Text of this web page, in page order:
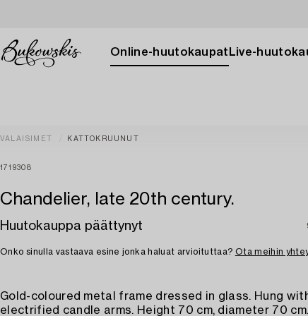
Online-huutokaupat Live-
VALAISIMET KATTOKRUUNUT
1719308
Chandelier, late 20th century.
Huutokauppa päättynyt
Onko sinulla vastaava esine jonka haluat arvioituttaa? Ota meihin
Gold-coloured metal frame dressed in glass. Hung
electrified candle arms. Height 70 cm, diameter 70 cm.